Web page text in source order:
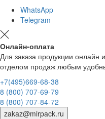
WhatsApp
Telegram
Онлайн-оплата
Для заказа продукции онлайн
отделом продаж любым
+7(495)669-68-38
8 (800) 707-69-79
8 (800) 707-84-72
zakaz@mirpack.ru